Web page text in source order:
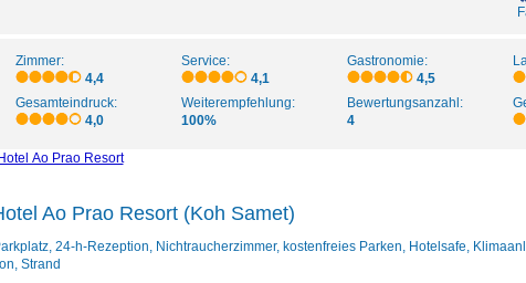
Zimmer:
4,4
Service:
4,1
Gastronomie:
4,5
Gesamteindruck:
4,0
Weiterempfehlung:
100%
Bewertungsanzahl:
4
Ao Prao Resort
Ao Prao Resort (Koh Samet)
24-h-Rezeption, Nichtraucherzimmer, kostenfreies Parken, Hotelsafe,
Strand